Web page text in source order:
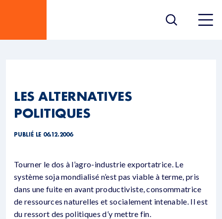
LES ALTERNATIVES
POLITIQUES
PUBLIÉ LE 06.12.2006
Tourner le dos à l’agro-industrie exportatrice. Le
système soja mondialisé n’est pas viable à terme, pris
dans une fuite en avant productiviste, consommatrice
de ressources naturelles et socialement intenable. Il est
du ressort des politiques d’y mettre fin.